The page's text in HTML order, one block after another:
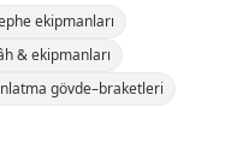
ekipmanları
& ekipmanları
gövde–braketleri